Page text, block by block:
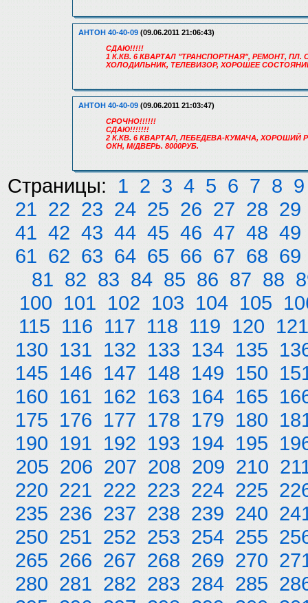
АНТОН 40-40-09 (09.06.2011 21:06:43)
СДАЮ!!!!!
1 К.КВ. 6 КВАРТАЛ "ТРАНСПОРТНАЯ", РЕМОНТ,
ХОЛОДИЛЬНИК, ТЕЛЕВИЗОР, ХОРОШЕЕ
АНТОН 40-40-09 (09.06.2011 21:03:47)
СРОЧНО!!!!!!
СДАЮ!!!!!!!
2 К.КВ. 6 КВАРТАЛ, ЛЕБЕДЕВА-КУМАЧА,
ОКН, М/ДВЕРЬ. 8000РУБ.
Страницы: 1 2 3 4 5 6 7 8 9
21 22 23 24 25 26 27 28 29
41 42 43 44 45 46 47 48 49
61 62 63 64 65 66 67 68 69
81 82 83 84 85 86 87 88
100 101 102 103 104 105
115 116 117 118 119 120 121
130 131 132 133 134 135
145 146 147 148 149 150
160 161 162 163 164 165
175 176 177 178 179 180
190 191 192 193 194 195
205 206 207 208 209 210
220 221 222 223 224 225
235 236 237 238 239 240
250 251 252 253 254 255
265 266 267 268 269 270
280 281 282 283 284 285